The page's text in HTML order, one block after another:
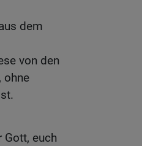
dem
von den
ohne
Gott, euch